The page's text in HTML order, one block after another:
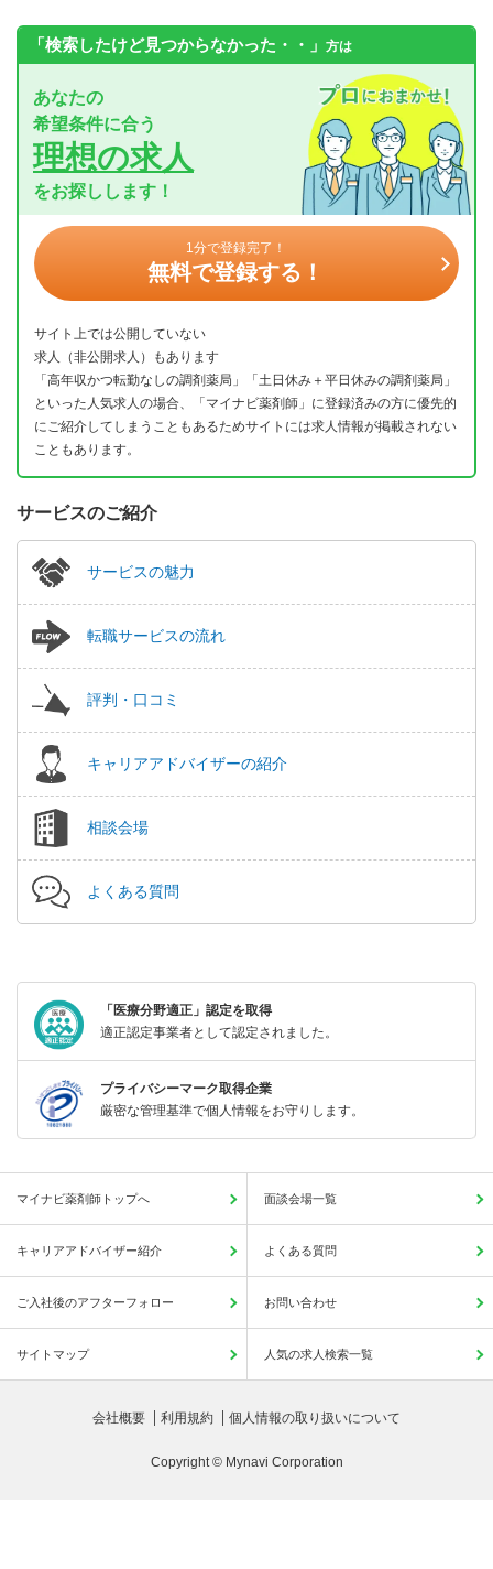
「検索したけど見つからなかった・・」 方は
あなたの
希望条件に合う
理想の求人
をお探しします！
1分で登録完了！
無料で登録する！
サイト上では公開していない
求人（非公開求人）もあります
「高年収かつ転勤なしの調剤薬局」「土日休み＋平日休みの調剤薬局」
といった人気求人の場合、「マイナビ薬剤師」に登録済みの方に優先的
にご紹介してしまうこともあるためサイトには求人情報が掲載されない
こともあります。
サービスのご紹介
サービスの魅力
転職サービスの流れ
評判・口コミ
キャリアアドバイザーの紹介
相談会場
よくある質問
「医療分野適正」認定を取得
適正認定事業者として認定されました。
プライバシーマーク取得企業
厳密な管理基準で個人情報をお守りします。
マイナビ薬剤師トップへ 面談会場一覧
キャリアアドバイザー紹介 よくある質問
ご入社後のアフターフォロー お問い合わせ
サイトマップ 人気の求人検索一覧
会社概要 利用規約 個人情報の取り扱いについて
Copyright © Mynavi Corporation